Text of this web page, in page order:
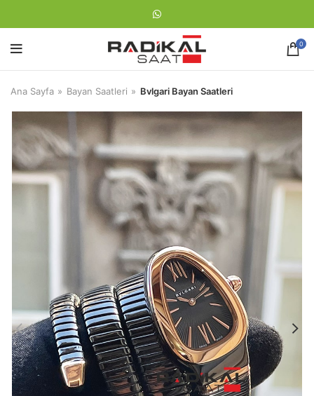
0
Ana Sayfa Bayan Saatleri Bvlgari Bayan Saatleri